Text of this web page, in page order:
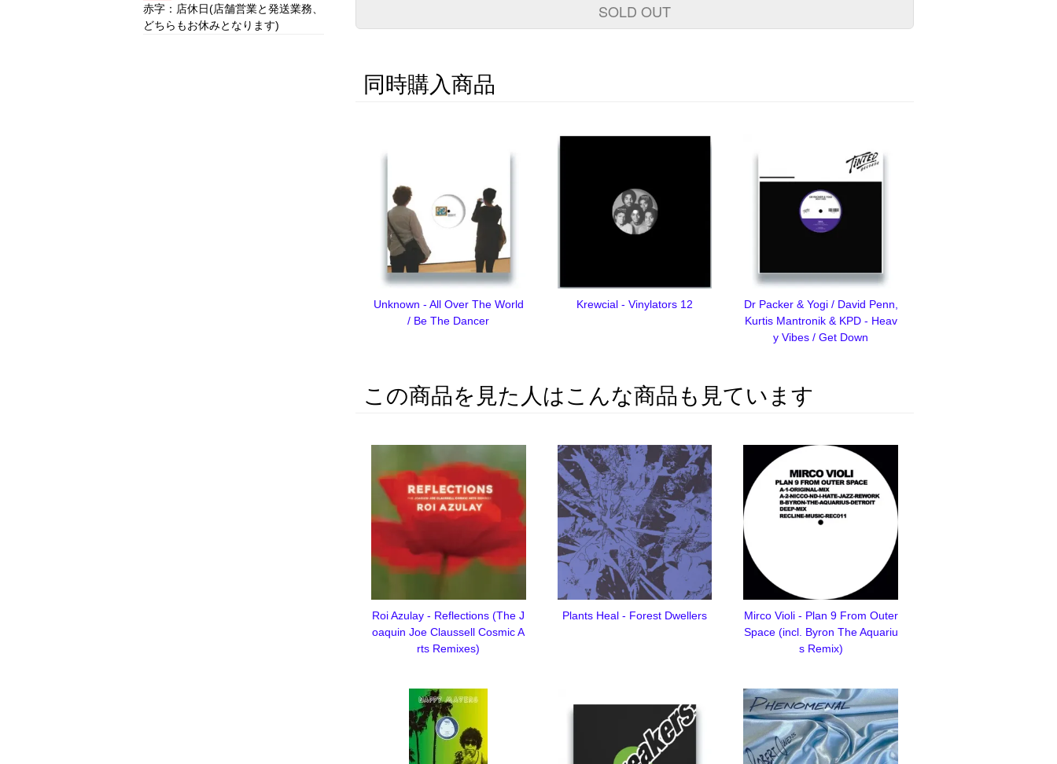
SOLD OUT
同時購入商品
Unknown - All Over The World
/ Be The Dancer
Krewcial - Vinylators 12
Dr Packer & Yogi / David Penn,
Kurtis Mantronik & KPD - Heav
y Vibes / Get Down
この商品を見た人はこんな商品も見ています
Roi Azulay - Reflections (The J
oaquin Joe Claussell Cosmic A
rts Remixes)
Plants Heal - Forest Dwellers
Mirco Violi - Plan 9 From Outer
Space (incl. Byron The Aquariu
s Remix)
赤字：店休日(店舗営業と発送業務、
どちらもお休みとなります)